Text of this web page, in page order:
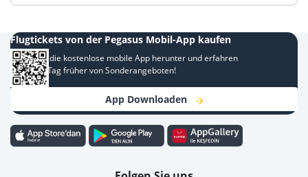
Flugtickets von der Pegasus Mobil-App kaufen
Laden Sie die kostenlose mobile App herunter und erfahren
Sie einen Tag früher von Sonderangeboten!
App Downloaden